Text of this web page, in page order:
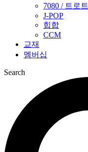
7080 / 트로트
J-POP
힙합
CCM
교재
멤버십
Search